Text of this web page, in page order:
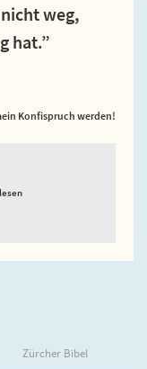
weg,
hat.”
Konfispruch werden!
Zürcher Bibel